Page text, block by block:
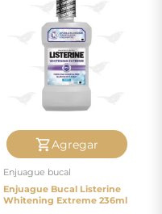
Agregar
Enjuague bucal
Enjuague Bucal Listerine
Whitening Extreme 236ml